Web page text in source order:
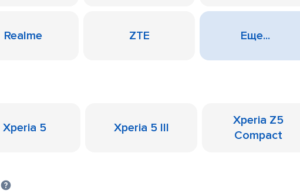
Realme ZTE Еще...
Xperia 5 Xperia 5 III
Xperia Z5
Compact